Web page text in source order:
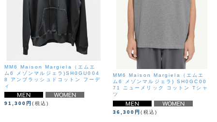
MM6 Maison Margiela（エムエ
ム6 メゾンマルジェラ)SH0GU004
8 アンブラッシュドコットン フーデ
ィ
91,300円(税込)
MM6 Maison Margiela（エムエ
ム6 メゾンマルジェラ) SH0GC00
71 ニューメリック コットン Tシャ
ツ
36,300円(税込)